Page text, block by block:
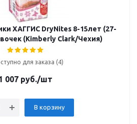
ХАГГИС DryNites 8-15лет (27-
(Kimberly Clark/Чехия)
для заказа (4)
007 руб./шт
В корзину